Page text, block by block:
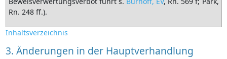
Rn. 248 ff.).
Inhaltsverzeichnis
3. Änderungen in der Hauptverhandlung